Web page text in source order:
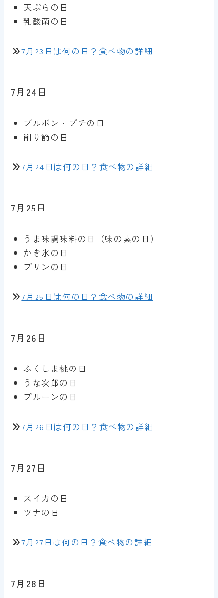
天ぷらの日
乳酸菌の日
7月23日は何の日？食べ物の詳細
7月24日
ブルボン・プチの日
削り節の日
7月24日は何の日？食べ物の詳細
7月25日
うま味調味料の日（味の素の日）
かき氷の日
プリンの日
7月25日は何の日？食べ物の詳細
7月26日
ふくしま桃の日
うな次郎の日
プルーンの日
7月26日は何の日？食べ物の詳細
7月27日
スイカの日
ツナの日
7月27日は何の日？食べ物の詳細
7月28日